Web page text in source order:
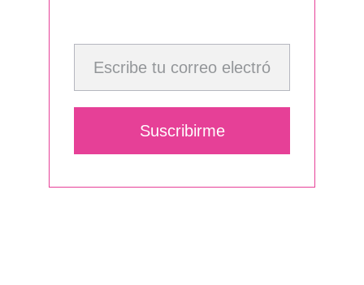
Escribe tu correo electrónico…
Suscribirme